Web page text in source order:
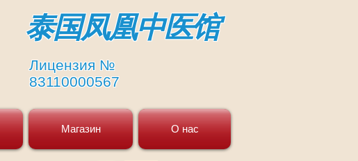
​泰国凤凰中医馆
Лицензия №
83110000567
Магазин О нас